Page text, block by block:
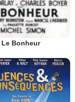
Le Bonheur